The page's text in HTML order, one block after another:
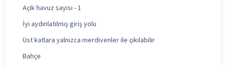
Açık havuz sayısı - 1
İyi aydınlatılmış giriş yolu
Üst katlara yalnızca merdivenler ile çıkılabilir
Bahçe